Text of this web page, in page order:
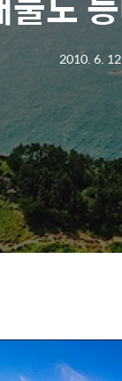
2010. 6.